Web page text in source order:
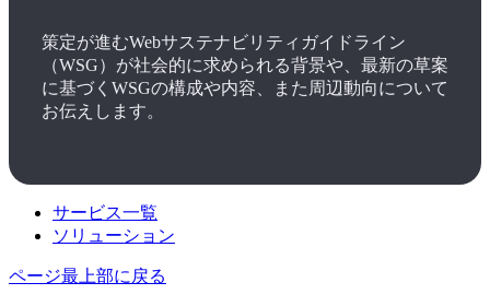
策定が進むWebサステナビリティガイドライン
（WSG）が社会的に求められる背景や、最新の草案
に基づくWSGの構成や内容、また周辺動向について
お伝えします。
サービス一覧
ソリューション
ページ最上部に戻る